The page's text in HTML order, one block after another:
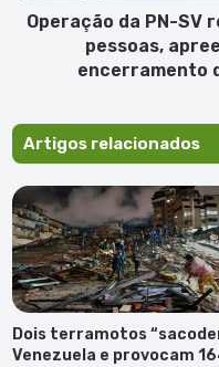
pessoas,
e
encerramento
4
estabelecimentos
Operação da PN-SV
pessoas,
encerramento
Artigos relacionados
Dois terramotos
Venezuela e provocam